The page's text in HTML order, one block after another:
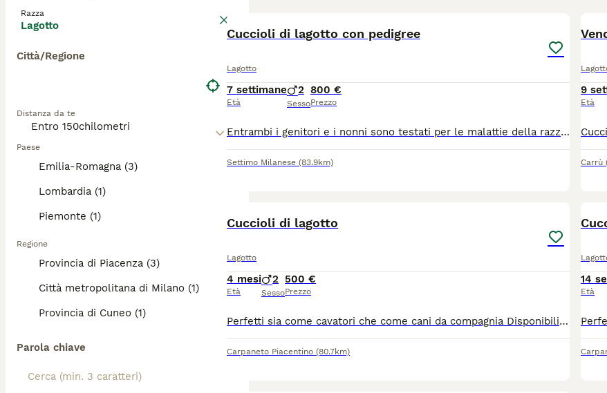
Razza
Lagotto
Città/Regione
Distanza da te
Paese
Emilia-Romagna (3)
Lombardia (1)
Piemonte (1)
Regione
Provincia di Piacenza (3)
Città metropolitana di Milano (1)
Provincia di Cuneo (1)
Parola chiave
Leggi lanostra pagina di consigli sul Lagotto per informazioni su questa
Cuccioli di lagotto con pedigree
Lagotto
7 settimane
Età
2
Sesso
800 €
Prezzo
Entrambi i genitori e i nonni sono testati per le malattie della razza e radiografati anche e gomiti per la displasia, il tutto pubblicato sul sito ENCI(visionabile) saranno ceduti con microcip , vaccini , libretto sanitario passaggio proprietà ecc ecc
Settimo Milanese (83.9km)
9
Età
Carrù
Cuccioli di lagotto
Lagotto
4 mesi
Età
2
Sesso
500 €
Prezzo
Perfetti sia come cavatori che come cani da compagnia Disponibili 2 maschi di colore bianco e marrone età 3 mesi. Dotati di pedigree, seconda vaccinazione, test genetici e microchip. Possibilità di vedere i genitori.
Carpaneto Piacentino (80.7km)
14
Età